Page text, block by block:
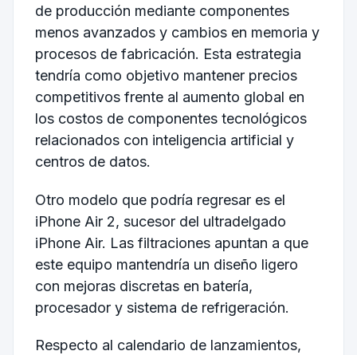
de producción mediante componentes
menos avanzados y cambios en memoria y
procesos de fabricación. Esta estrategia
tendría como objetivo mantener precios
competitivos frente al aumento global en
los costos de componentes tecnológicos
relacionados con inteligencia artificial y
centros de datos.
Otro modelo que podría regresar es el
iPhone Air 2, sucesor del ultradelgado
iPhone Air. Las filtraciones apuntan a que
este equipo mantendría un diseño ligero
con mejoras discretas en batería,
procesador y sistema de refrigeración.
Respecto al calendario de lanzamientos,